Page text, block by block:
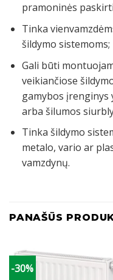
pramoninės
Tinka
šildymo sistemoms;
Gali būti
veikiančiose
gamybos įrenginys
arba šilumos
Tinka šildymo
metalo, vario ar
vamzdynų.
PANAŠŪS
-30%
Ir būkite pirmieji,
*Nuolaida galioja